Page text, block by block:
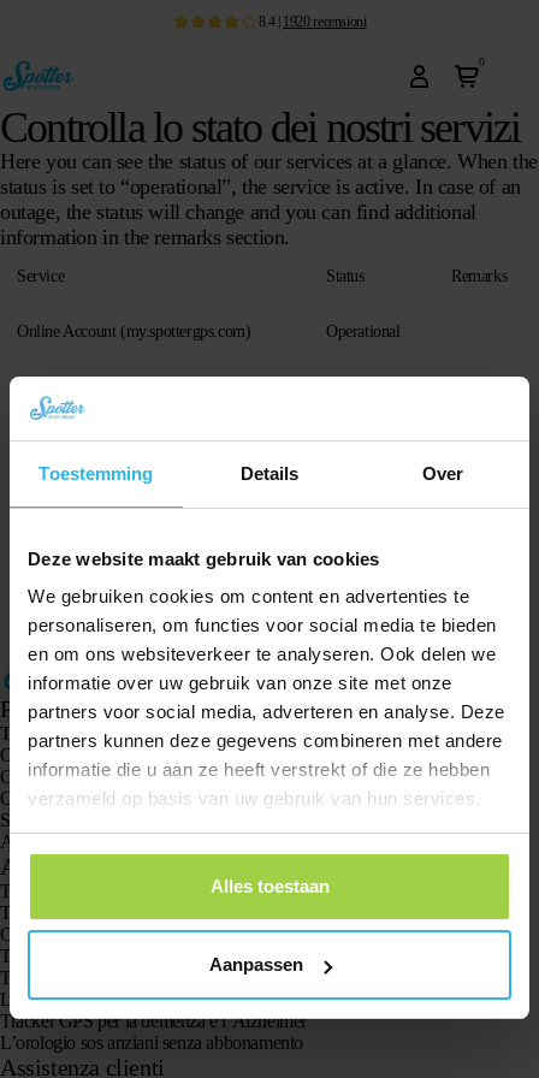
Toestemming Details Over
Deze website maakt gebruik van cookies
We gebruiken cookies om content en advertenties te
personaliseren, om functies voor social media te bieden
en om ons websiteverkeer te analyseren. Ook delen we
informatie over uw gebruik van onze site met onze
partners voor social media, adverteren en analyse. Deze
partners kunnen deze gegevens combineren met andere
informatie die u aan ze heeft verstrekt of die ze hebben
verzameld op basis van uw gebruik van hun services.
Alles toestaan
Aanpassen
8.4| 1920 recensioni
0
Controlla lo stato dei nostri servizi
Here you can see the status of our services at a glance. When the
status is set to “operational”, the service is active. In case of an
outage, the status will change and you can find additional
information in the remarks section.
Service Status Remarks
Online Account (my.spottergps.com) Operational
Android App (latest version) Operational
Webshop Operational
Prodotti
Tracker GPS Spotter X10
Orologio GPS Spotter Senior
Orologio GPS Spotter Explorer
Orologio GPS Spotter per bambini
Spotter CatX
Animal Spotter
Applicazioni
Trackers GPS
Tracker GPS per bambini
Orologi GPS per bambini
Tracker GPS per gatti
Tracker GPS per cani
Localizzatore GPS specifico per anziani
Tracker GPS per la demenza e l’Alzheimer
L’orologio sos anziani senza abbonamento
Assistenza clienti